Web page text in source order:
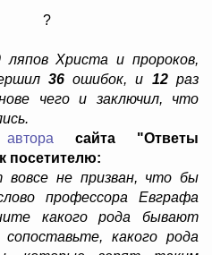
ляпов Христа и пророков,
36ошибок, и 12раз
чего и заключил, что
автора
сайта "Ответы
посетителю:
не призван, что бы
профессора Евграфа
какого рода бывают
какого рода